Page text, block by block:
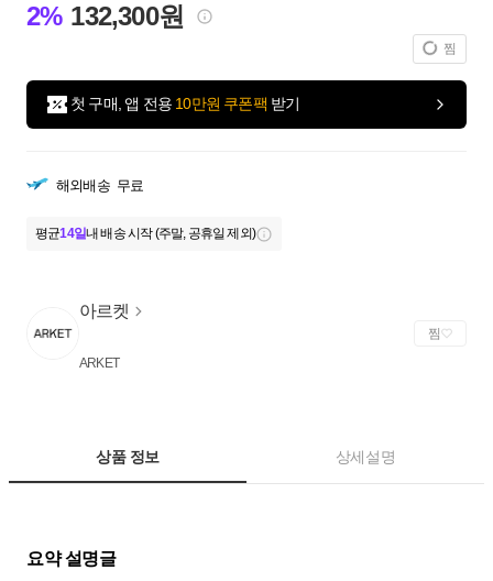
2% 132,300원
찜
첫 구매, 앱 전용 10만원 쿠폰팩 받기
해외배송 무료
평균14일내 배송 시작 (주말, 공휴일 제외)
아르켓
ARKET
찜
상품 정보 상세설명
요약 설명글